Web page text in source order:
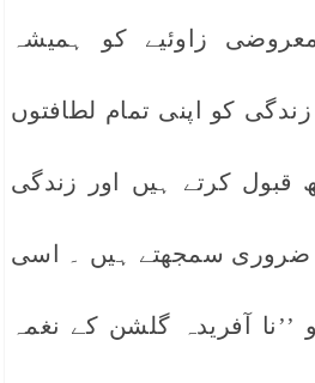
زاوئیے کو ہمیشہ
کو اپنی تمام لطافتوں
قبول کرتے ہیں اور زندگی
ضروری سمجھتے ہیں ۔ اسی
’’نا آفریدہ گلشن کے نغمہ